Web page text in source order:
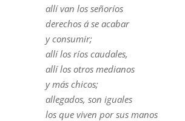
allí van los señoríos
derechos á se acabar
y consumir;
allí los ríos caudales,
allí los otros medianos
y más chicos;
allegados, son iguales
los que viven por sus manos